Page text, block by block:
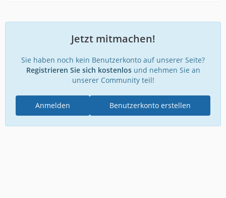
Jetzt mitmachen!
Sie haben noch kein Benutzerkonto auf unserer Seite?
Registrieren Sie sich kostenlosund nehmen Sie an
unserer Community teil!
Benutzerkonto erstellen
Anmelden